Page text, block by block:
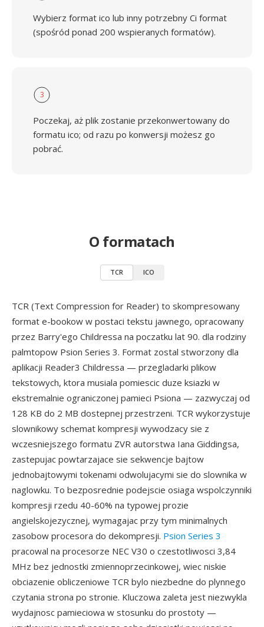
Wybierz format ico lub inny potrzebny Ci format
(spośród ponad 200 wspieranych formatów).
3
Poczekaj, aż plik zostanie przekonwertowany do
formatu ico; od razu po konwersji możesz go
pobrać.
O formatach
TCR ICO
TCR (Text Compression for Reader) to skompresowany
format e-bookow w postaci tekstu jawnego, opracowany
przez Barry'ego Childressa na poczatku lat 90. dla rodziny
palmtopow Psion Series 3. Format zostal stworzony dla
aplikacji Reader3 Childressa — przegladarki plikow
tekstowych, ktora musiala pomiescic duze ksiazki w
ekstremalnie ograniczonej pamieci Psiona — zazwyczaj od
128 KB do 2 MB dostepnej przestrzeni. TCR wykorzystuje
slownikowy schemat kompresji wywodzacy sie z
wczesniejszego formatu ZVR autorstwa Iana Giddingsa,
zastepujac powtarzajace sie sekwencje bajtow
jednobajtowymi tokenami odwolujacymi sie do slownika w
naglowku. To bezposrednie podejscie osiaga wspolczynniki
kompresji rzedu 40-60% na typowej prozie
angielskojezycznej, wymagajac przy tym minimalnych
zasobow procesora do dekompresji. Psion Series 3
pracowal na procesorze NEC V30 o czestotliwosci 3,84
MHz bez jednostki zmiennoprzecinkowej, wiec niskie
obciazenie obliczeniowe TCR bylo niezbedne do plynnego
czytania strona po stronie. Kluczowa zaleta jest niezwykla
wydajnosc pamieciowa w stosunku do prostoty —